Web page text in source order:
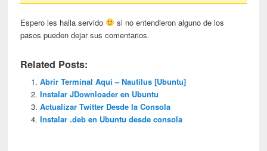
Espero les halla servido
si no entendieron alguno de los
pasos pueden dejar sus comentarios.
Related Posts:
Abrir Terminal Aquí – Nautilus [Ubuntu]
Instalar JDownloader en Ubuntu
Actualizar Twitter Desde la Consola
Instalar .deb en Ubuntu desde consola